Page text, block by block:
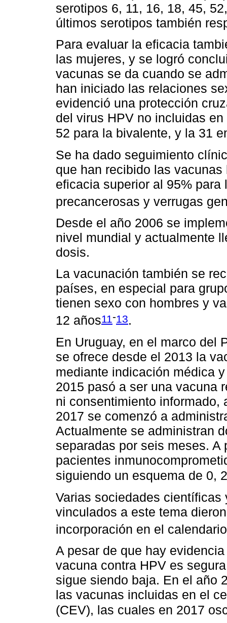
serotipos 6, 11, 16, 18, 45,
últimos serotipos también
Para evaluar la eficacia
las mujeres, y se logró
vacunas se da cuando se
han iniciado las relaciones
evidenció una protección
del virus HPV no incluidas
52 para la bivalente, y la 31
Se ha dado seguimiento
que han recibido las
eficacia superior al 95%
precancerosas y verrugas
Desde el año 2006 se
nivel mundial y actualmente
dosis.
La vacunación también se
países, en especial para
tienen sexo con hombres y
12 años11 -13.
En Uruguay, en el marco del
se ofrece desde el 2013 la
mediante indicación médica
2015 pasó a ser una vacuna
ni consentimiento informado,
2017 se comenzó a
Actualmente se administran
separadas por seis meses.
pacientes
siguiendo un esquema de 0,
Varias sociedades
vinculados a este tema
incorporación en el
A pesar de que hay
vacuna contra HPV es
sigue siendo baja. En el año
las vacunas incluidas en el
(CEV), las cuales en 2017